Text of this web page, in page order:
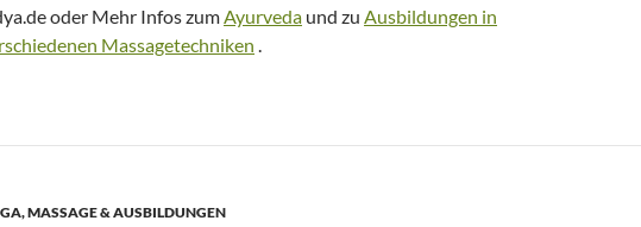
oder Mehr Infos zumAyurveda und zu Ausbildungen in
Massagetechniken .
MASSAGE & AUSBILDUNGEN